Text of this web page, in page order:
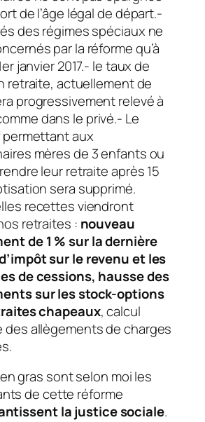
de l’âge légal de départ.-
des régimes spéciaux ne
par la réforme qu’à
janvier 2017.- le taux de
retraite, actuellement de
progressivement relevé à
dans le privé.- Le
aux
mères de 3 enfants ou
leur retraite après 15
sera supprimé.
recettes viendront
retraites : nouveau
de 1 % sur la dernière
sur le revenu et les
de cessions, hausse des
sur les stock-options
chapeaux, calcul
des allègements de charges
gras sont selon moi les
de cette réforme
la justice sociale.